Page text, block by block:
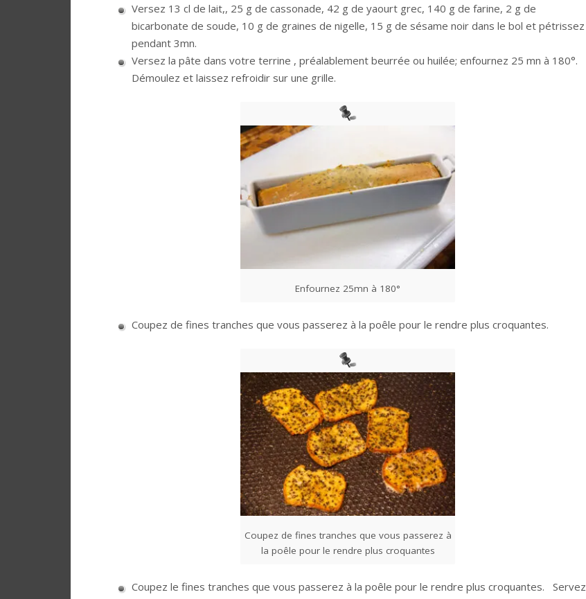
Versez 13 cl de lait,, 25 g de cassonade, 42 g de yaourt grec, 140 g de farine, 2 g de
bicarbonate de soude, 10 g de graines de nigelle, 15 g de sésame noir dans le bol et pétrissez
pendant 3mn.
Versez la pâte dans votre terrine , préalablement beurrée ou huilée; enfournez 25 mn à 180°.
Démoulez et laissez refroidir sur une grille.
Enfournez 25mn à 180°
Coupez de fines tranches que vous passerez à la poêle pour le rendre plus croquantes.
Coupez de fines tranches que vous passerez à
la poêle pour le rendre plus croquantes
Coupez le fines tranches que vous passerez à la poêle pour le rendre plus croquantes. Servez